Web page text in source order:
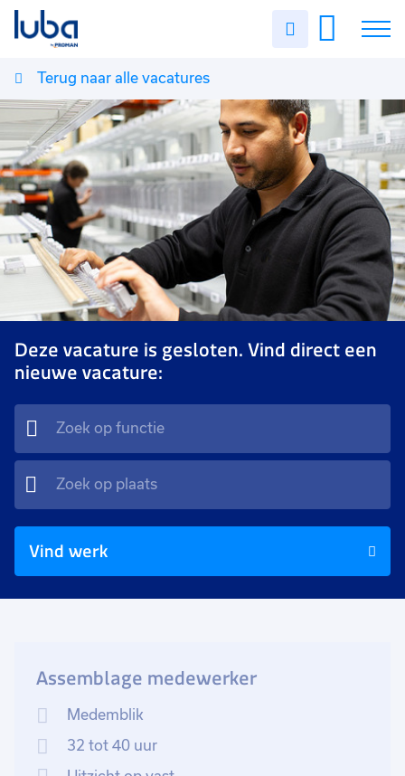
Uren
Vacatures
Over ons
Voor werkgevers
Contact
Terug naar alle vacatures
Deze vacature is gesloten. Vind direct een
nieuwe vacature:
Vind werk
Assemblage medewerker
Medemblik
32 tot 40 uur